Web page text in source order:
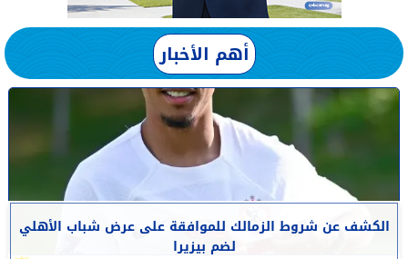
أهم الأخبار
الكشف عن شروط الزمالك للموافقة على عرض شباب الأهلي
لضم بيزيرا